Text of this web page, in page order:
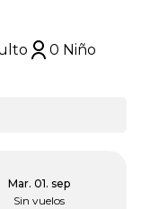
0 Niño
Mar. 01. sep
Sin vuelos